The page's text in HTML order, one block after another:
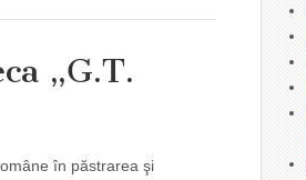
„G.T.
în păstrarea şi